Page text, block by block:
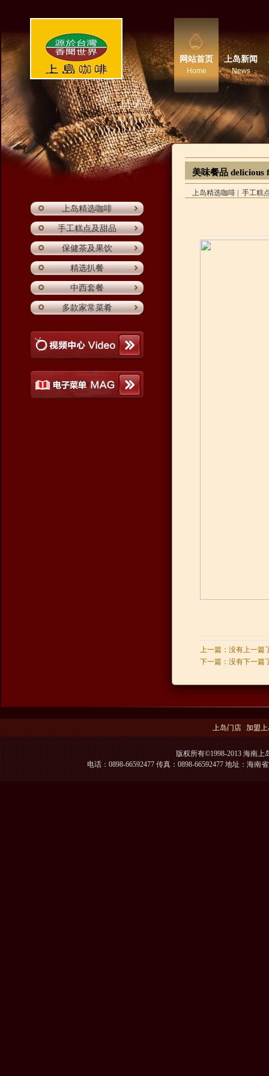
网站首页
Home
上岛新闻
News
美味餐品 delicious
上岛精选咖啡 手工糕
上岛精选咖啡
手工糕点及甜品
保健茶及果饮
精选扒餐
中西套餐
多款家常菜肴
上一篇：没有上一篇
下一篇：没有下一篇
上岛门店 加盟
版权所有©1998-2013 海南上
电话：0898-66592477 传真：0898-66592477 地址：海南